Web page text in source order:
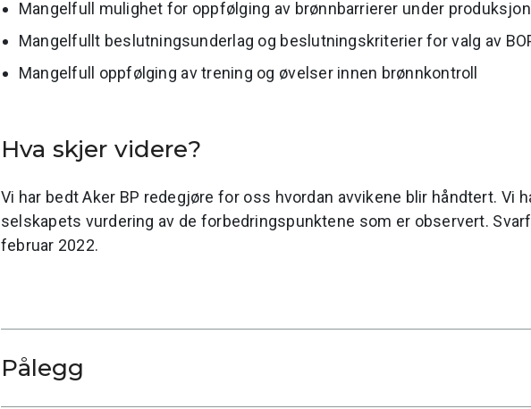
Mangelfull mulighet for oppfølging av brønnbarrierer under
Mangelfullt beslutningsunderlag og beslutningskriterier for valg av
Mangelfull oppfølging av trening og øvelser innen brønnkontroll
Hva skjer videre?
Vi har bedt Aker BP redegjøre for oss hvordan avvikene blir håndtert. Vi
selskapets vurdering av de forbedringspunktene som er observert.
februar 2022.
Pålegg